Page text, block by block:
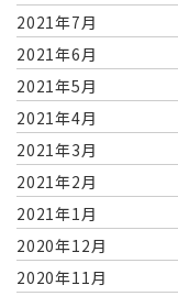
2021年7月
2021年6月
2021年5月
2021年4月
2021年3月
2021年2月
2021年1月
2020年12月
2020年11月